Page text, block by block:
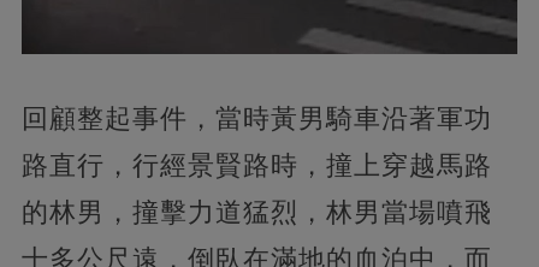
回顧整起事件，當時黃男騎車沿著軍功
路直行，行經景賢路時，撞上穿越馬路
的林男，撞擊力道猛烈，林男當場噴飛
十多公尺遠，倒臥在滿地的血泊中，而